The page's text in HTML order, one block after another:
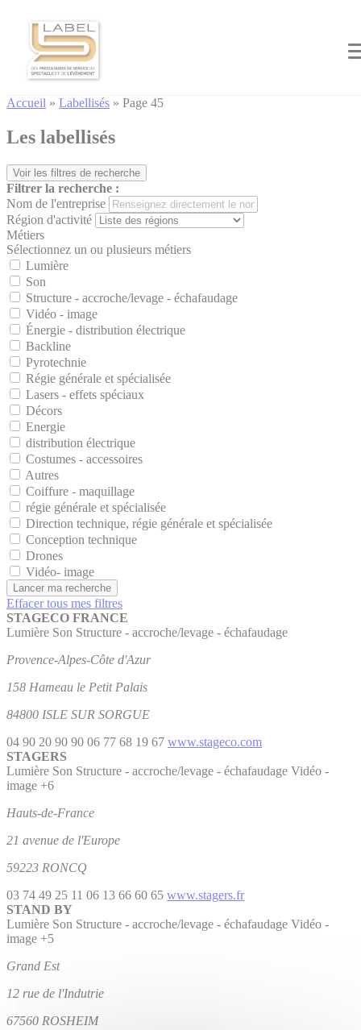
Accueil » Labellisés » Page 45
Les labellisés
Voir les filtres de recherche
Filtrer la recherche :
Nom de l'entreprise
Région d'activité
Métiers
Sélectionnez un ou plusieurs métiers
Lumière
Son
Structure - accroche/levage - échafaudage
Vidéo - image
Énergie - distribution électrique
Backline
Pyrotechnie
Régie générale et spécialisée
Lasers - effets spéciaux
Décors
Energie
distribution électrique
Costumes - accessoires
Autres
Coiffure - maquillage
régie générale et spécialisée
Direction technique, régie générale et spécialisée
Conception technique
Drones
Vidéo- image
Lancer ma recherche
Effacer tous mes filtres
STAGECO FRANCE
Lumière Son Structure - accroche/levage - échafaudage
Provence-Alpes-Côte d'Azur
158 Hameau le Petit Palais
84800 ISLE SUR SORGUE
04 90 20 90 90 06 77 68 19 67 www.stageco.com
STAGERS
Lumière Son Structure - accroche/levage - échafaudage Vidéo -
image +6
Hauts-de-France
21 avenue de l'Europe
59223 RONCQ
03 74 49 25 11 06 13 66 60 65 www.stagers.fr
STAND BY
Lumière Son Structure - accroche/levage - échafaudage Vidéo -
image +5
Grand Est
12 rue de l'Indutrie
67560 ROSHEIM